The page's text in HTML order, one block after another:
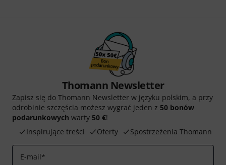
Thomann Newsletter
Zapisz się do Thomann Newsletter w języku polskim, a przy
odrobinie szczęścia możesz wygrać jeden z 50 bonów
podarunkowych warty 50 €!
Inspirujące treści
Oferty Spostrzeżenia Thomann
E-mail*